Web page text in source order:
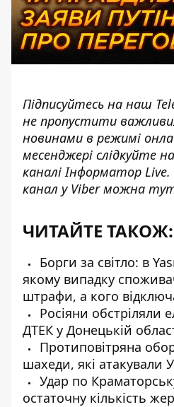
Підписуйтесь на наш
не пропустити
новинами в режимі
месенджері слідкуйте
каналі Інформатор Live.
канал у Viber можна
ЧИТАЙТЕ ТАКОЖ:
Борги за світло: в
якому випадку
штрафи, а кого
Росіяни обстріляли
ДТЕК у Донецькій
Протиповітряна
шахеди, які атакували
Удар по
остаточну кількість